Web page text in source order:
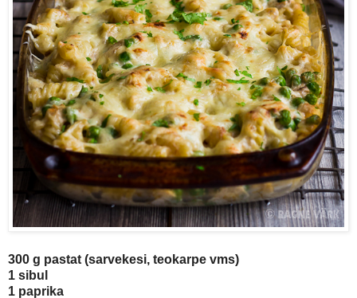
300 g pastat (sarvekesi, teokarpe vms)
1 sibul
1 paprika